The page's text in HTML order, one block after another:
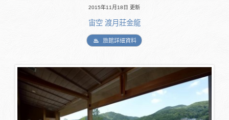
2015年11月18日 更新
宙空 渡月莊金龍
旅館詳細資料